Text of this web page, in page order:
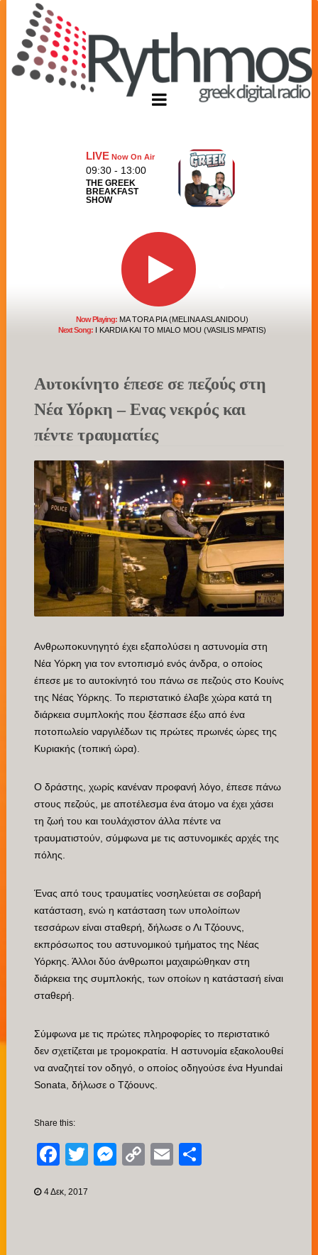
LIVENow On Air
09:30 - 13:00
THE GREEK
BREAKFAST
SHOW
Now Playing:MA TORA PIA (MELINA ASLANIDOU)
Next Song:I KARDIA KAI TO MIALO MOU (VASILIS MPATIS)
Αυτοκίνητο έπεσε σε πεζούς στη
Νέα Υόρκη – Ενας νεκρός και
πέντε τραυματίες
Ανθρωποκυνηγητό έχει εξαπολύσει η αστυνομία στη
Νέα Υόρκη για τον εντοπισμό ενός άνδρα, ο οποίος
έπεσε με το αυτοκίνητό του πάνω σε πεζούς στο Κουίνς
της Νέας Υόρκης. Το περιστατικό έλαβε χώρα κατά τη
διάρκεια συμπλοκής που ξέσπασε έξω από ένα
ποτοπωλείο ναργιλέδων τις πρώτες πρωινές ώρες της
Κυριακής (τοπική ώρα).
Ο δράστης, χωρίς κανέναν προφανή λόγο, έπεσε πάνω
στους πεζούς, με αποτέλεσμα ένα άτομο να έχει χάσει
τη ζωή του και τουλάχιστον άλλα πέντε να
τραυματιστούν, σύμφωνα με τις αστυνομικές αρχές της
πόλης.
Ένας από τους τραυματίες νοσηλεύεται σε σοβαρή
κατάσταση, ενώ η κατάσταση των υπολοίπων
τεσσάρων είναι σταθερή, δήλωσε ο Λι Τζόουνς,
εκπρόσωπος του αστυνομικού τμήματος της Νέας
Υόρκης. Άλλοι δύο άνθρωποι μαχαιρώθηκαν στη
διάρκεια της συμπλοκής, των οποίων η κατάστασή είναι
σταθερή.
Σύμφωνα με τις πρώτες πληροφορίες το περιστατικό
δεν σχετίζεται με τρομοκρατία. Η αστυνομία εξακολουθεί
να αναζητεί τον οδηγό, ο οποίος οδηγούσε ένα Hyundai
Sonata, δήλωσε ο Τζόουνς.
Share this:
Facebook
TwitterMessenger
CopyEmail
4 Δεκ, 2017